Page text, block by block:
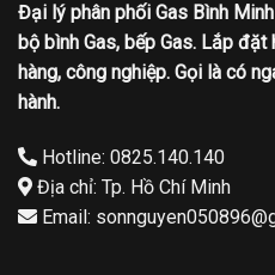
Đại lý phân phối Gas Bình
bộ bình Gas, bếp Gas. Lắp đặt
hàng, công nghiệp. Gọi là có
hành.
Hotline: 0825.140.140
Địa chỉ: Tp. Hồ Chí Minh
Email: